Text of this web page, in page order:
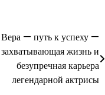
— путь к успеху —
захватывающая жизнь и
безупречная карьера
легендарной актрисы